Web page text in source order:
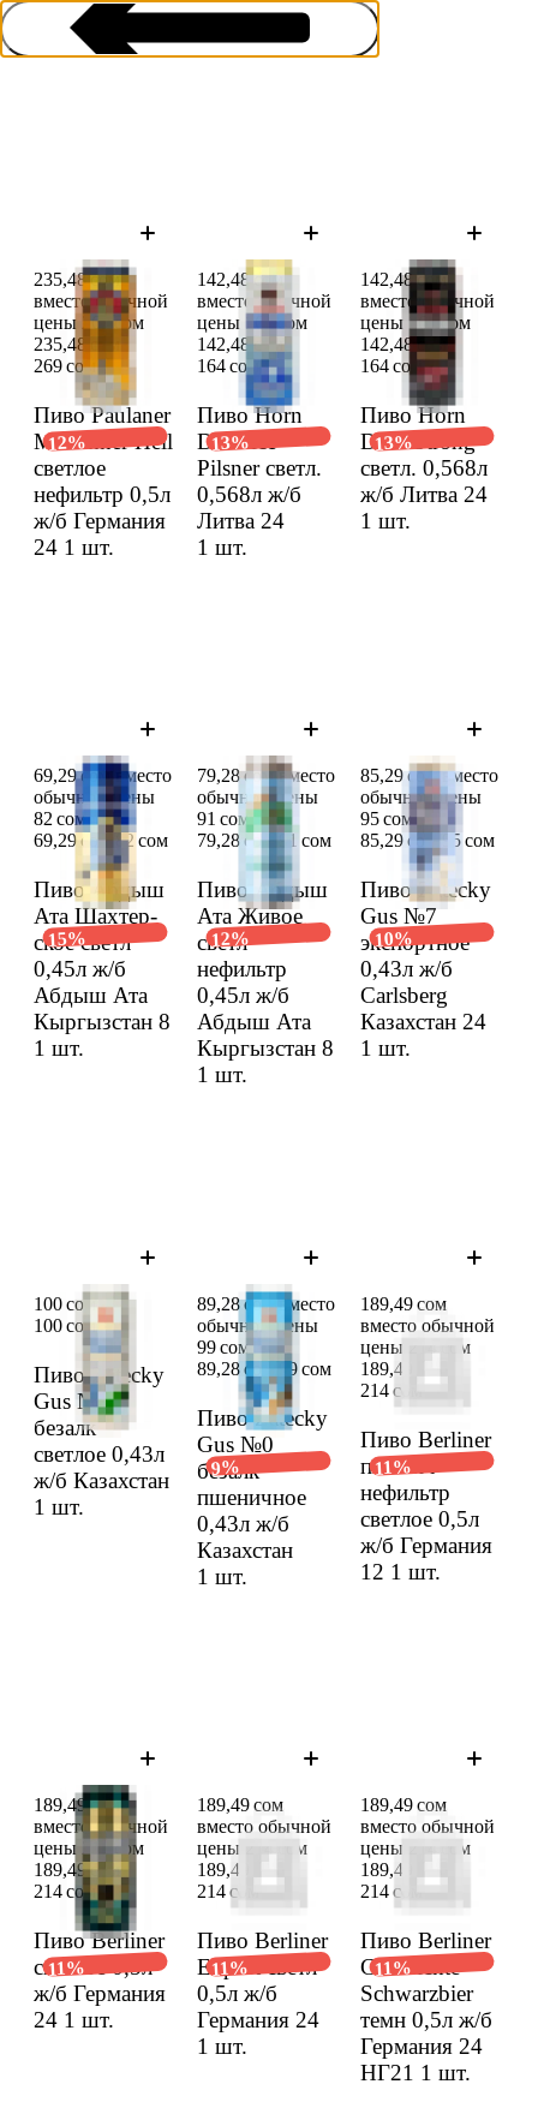
Пиво баночное
Пиво Paulaner
Munchner Hell
светлое
нефильтр 0,5л
ж/б Герма­ния
24 1 шт.
235,48 сом
вместо обычной
цены 269 сом
235,48 сом
269 сом
12%
Пиво Horn
Disel Ice
Pilsner светл.
0,568л ж/б
Литва 24
1 шт.
142,48 сом
вместо обычной
цены 164 сом
142,48 сом
164 сом
13%
Пиво Horn
Disel Strong
светл. 0,568л
ж/б Литва 24
1 шт.
142,48 сом
вместо обычной
цены 164 сом
142,48 сом
164 сом
13%
Пиво Абдыш
Ата Шахтер­
ское cветл
0,45л ж/б
Абдыш Ата
Кыргыз­стан 8
1 шт.
69,29 сом вместо
обычной цены
82 сом
69,29 сом 82 сом
15%
Пиво Абдыш
Ата Живое
cветл
нефильтр
0,45л ж/б
Абдыш Ата
Кыргыз­стан 8
1 шт.
79,28 сом вместо
обычной цены
91 сом
79,28 сом 91 сом
12%
Пиво Zatecky
Gus №7
экспорт­ное
0,43л ж/б
Carlsberg
Казах­стан 24
1 шт.
85,29 сом вместо
обычной цены
95 сом
85,29 сом 95 сом
10%
Пиво Zatecky
Gus №0
безалк
светлое 0,43л
ж/б Казах­стан
1 шт.
100 сом
100 сом
Пиво Zatecky
Gus №0
безалк
пшенич­ное
0,43л ж/б
Казах­стан
1 шт.
89,28 сом вместо
обычной цены
99 сом
89,28 сом 99 сом
9%
Пиво Berliner
пшенич
нефильтр
светлое 0,5л
ж/б Герма­ния
12 1 шт.
189,49 сом
вместо обычной
цены 214 сом
189,49 сом
214 сом
11%
Пиво Berliner
светлое 0,5л
ж/б Герма­ния
24 1 шт.
189,49 сом
вместо обычной
цены 214 сом
189,49 сом
214 сом
11%
Пиво Berliner
Export светл
0,5л ж/б
Герма­ния 24
1 шт.
189,49 сом
вместо обычной
цены 214 сом
189,49 сом
214 сом
11%
Пиво Berliner
Geschichte
Schwarzbier
темн 0,5л ж/б
Герма­ния 24
НГ21 1 шт.
189,49 сом
вместо обычной
цены 214 сом
189,49 сом
214 сом
11%